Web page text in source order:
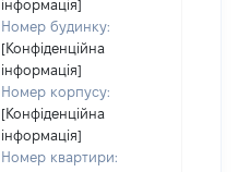
інформація]
Номер будинку:
[Конфіденційна
інформація]
Номер корпусу:
[Конфіденційна
інформація]
Номер квартири: